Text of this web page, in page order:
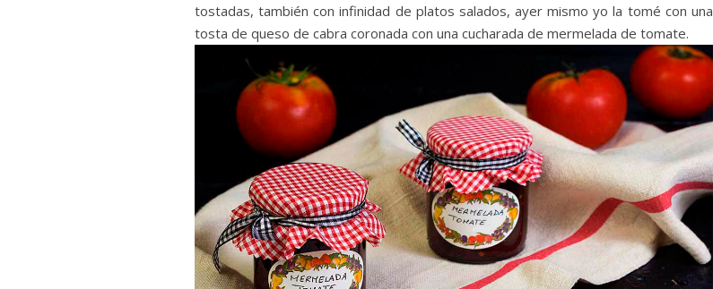
tostadas, también con infinidad de platos salados, ayer mismo yo la tomé con una
tosta de queso de cabra coronada con una cucharada de mermelada de tomate.